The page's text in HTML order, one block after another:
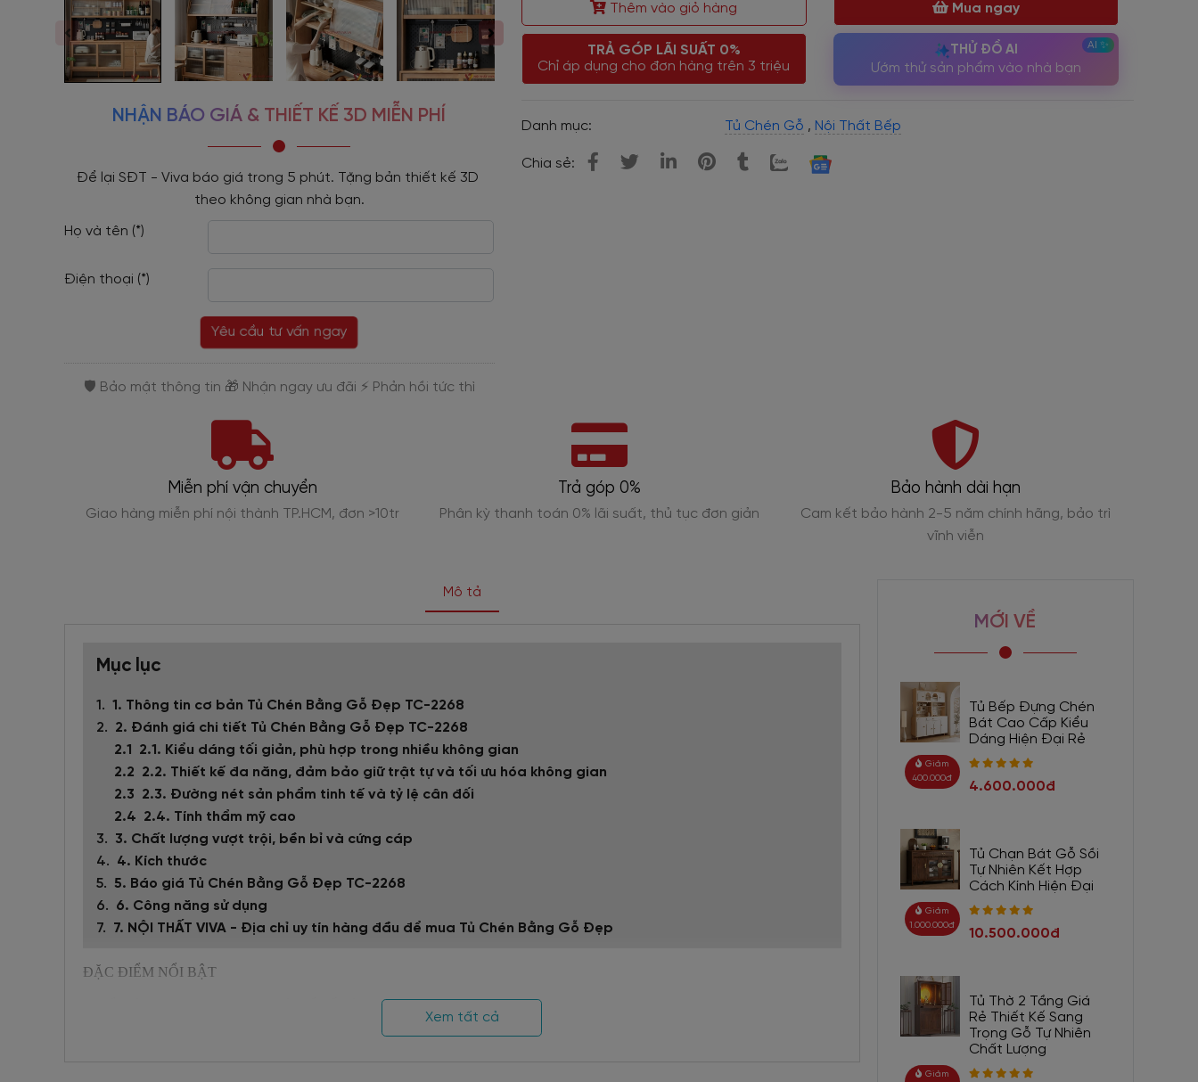
NHẬN BÁO GIÁ & THIẾT KẾ 3D MIỄN PHÍ
Để lại SĐT - Viva báo giá trong 5 phút. Tặng bản thiết kế 3D
theo không gian nhà bạn.
Họ và tên (*)
Điện thoại (*)
Yêu cầu tư vấn ngay
Thêm vào giỏ hàng Mua ngay
TRẢ GÓP LÃI SUẤT 0%
Chỉ áp dụng cho đơn hàng trên 3 triệu
THỬ ĐỒ AI
Ướm thử sản phẩm vào nhà bạn
Danh mục: Tủ Chén Gỗ , Nội Thất Bếp
Chia sẻ:
Miễn phí vận chuyển
Giao hàng miễn phí nội thành TP.HCM, đơn >10tr
Trả góp 0%
Phân kỳ thanh toán 0% lãi suất, thủ tục đơn giản
Bảo hành dài hạn
Cam kết bảo hành 2-5 năm chính hãng, bảo trì
vĩnh viễn
Mô tả
Mục lục
1. Thông tin cơ bản Tủ Chén Bằng Gỗ Đẹp TC-2268
2. Đánh giá chi tiết Tủ Chén Bằng Gỗ Đẹp TC-2268
2.1. Kiểu dáng tối giản, phù hợp trong nhiều không gian
2.2. Thiết kế đa năng, đảm bảo giữ trật tự và tối ưu hóa không gian
2.3. Đường nét sản phẩm tinh tế và tỷ lệ cân đối
2.4. Tính thẩm mỹ cao
3. Chất lượng vượt trội, bền bỉ và cứng cáp
4. Kích thước
5. Báo giá Tủ Chén Bằng Gỗ Đẹp TC-2268
6. Công năng sử dụng
7. NỘI THẤT VIVA - Địa chỉ uy tín hàng đầu để mua Tủ Chén Bằng Gỗ Đẹp
ĐẶC ĐIỂM NỔI BẬT
+ Kiểu dáng nhã nhặn, sang trọng và thiết kế thông minh
+ Sản phẩm được làm từ chất liệu gỗ ghép chống ẩm với bề mặt phủ veneer
Xem tất cả
MỚI VỀ
Giảm
400.000đ
Tủ Bếp Đựng Chén
Bát Cao Cấp Kiểu
Dáng Hiện Đại Rẻ
4.600.000đ
Giảm
1.000.000đ
Tủ Chạn Bát Gỗ Sồi
Tự Nhiên Kết Hợp
Cách Kính Hiện Đại
10.500.000đ
Giảm
Tủ Thờ 2 Tầng Giá
Rẻ Thiết Kế Sang
Trọng Gỗ Tự Nhiên
Chất Lượng